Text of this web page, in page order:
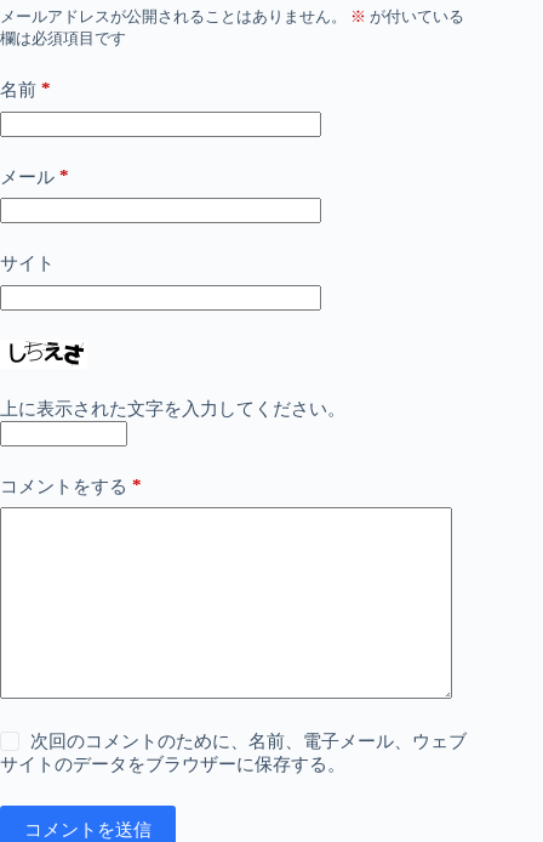
メールアドレスが公開されることはありません。 ※ が付いている
欄は必須項目です
名前 *
メール *
サイト
上に表示された文字を入力してください。
コメントをする *
次回のコメントのために、名前、電子メール、ウェブ
サイトのデータをブラウザーに保存する。
コメントを送信